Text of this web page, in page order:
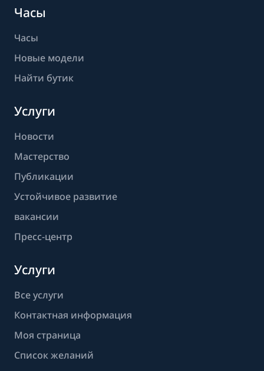
Часы
Часы
Новые модели
Найти бутик
Услуги
Новости
Мастерство
Публикации
Устойчивое развитие
вакансии
Пресс-центр
Услуги
Все услуги
Контактная информация
Моя страница
Список желаний